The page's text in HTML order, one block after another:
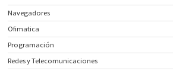
Navegadores
Ofimatica
Programación
Redes y Telecomunicaciones